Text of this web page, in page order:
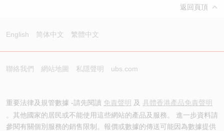
返回頁頂
English 简体中文 繁體中文
聯絡我們 網站地圖 私隱聲明 ubs.com
重要法律及規管數據 -請先閱讀 免責聲明 及 具體香港產品免責聲明
。其他國家的居民或不能使用這些網站的產品及服務。 進一步資料請
參閱有關個別服務的銷售限制。報價或數據的傳送可能因為數據提供